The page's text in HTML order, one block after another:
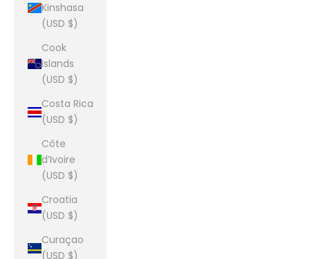
Kinshasa
(USD $)
Cook
Islands
(USD $)
Costa Rica
(USD $)
Côte
d’Ivoire
(USD $)
Croatia
(USD $)
Curaçao
(USD $)